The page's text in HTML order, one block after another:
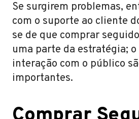
Se surgirem problemas,
com o suporte ao cliente
se de que comprar
uma parte da estratégia;
interação com o público
importantes.